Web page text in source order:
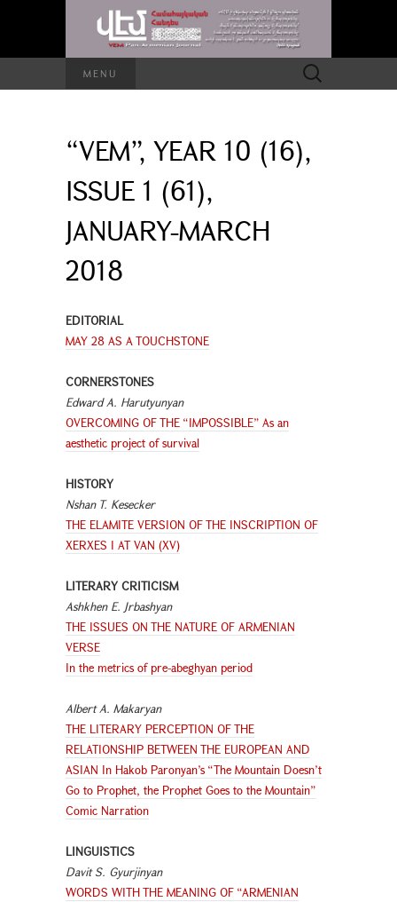
MENU
Search
for:
“VEM”, YEAR 10 (16),
ISSUE 1 (61),
JANUARY-MARCH
2018
EDITORIAL
MAY 28 AS A TOUCHSTONE
CORNERSTONES
Edward A. Harutyunyan
OVERCOMING OF THE “IMPOSSIBLE” Аs an
aesthetic project of survival
HISTORY
Nshan T. Kesecker
THE ELAMITE VERSION OF THE INSCRIPTION OF
XERXES I AT VAN (XV)
LITERARY CRITICISM
Ashkhen E. Jrbashyan
THE ISSUES ON THE NATURE OF ARMENIAN
VERSE
In the metrics of pre-abeghyan period
Albert A. Makaryan
THE LITERARY PERCEPTION OF THE
RELATIONSHIP BETWEEN THE EUROPEAN AND
ASIAN In Hakob Paronyan’s “The Mountain Doesn’t
Go to Prophet, the Prophet Goes to the Mountain”
Comic Narration
LINGUISTICS
Davit S. Gyurjinyan
WORDS WITH THE MEANING OF “ARMENIAN